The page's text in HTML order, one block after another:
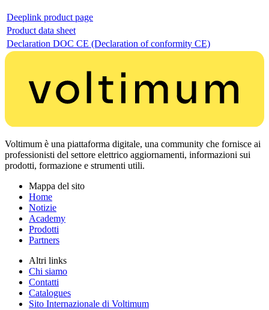
Deeplink product page
Product data sheet
Declaration DOC CE (Declaration of conformity CE)
Voltimum è una piattaforma digitale, una community che fornisce ai
professionisti del settore elettrico aggiornamenti, informazioni sui
prodotti, formazione e strumenti utili.
Mappa del sito
Home
Notizie
Academy
Prodotti
Partners
Altri links
Chi siamo
Contatti
Catalogues
Sito Internazionale di Voltimum